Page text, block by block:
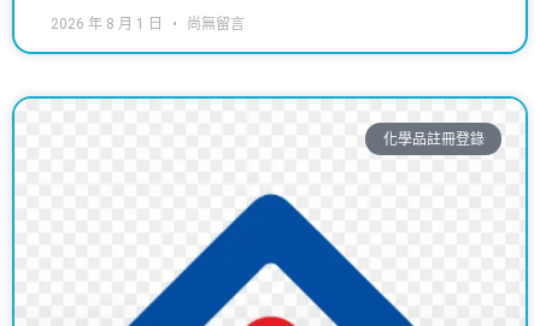
2026 年 8 月 1 日 尚無留言
化學品註冊登錄